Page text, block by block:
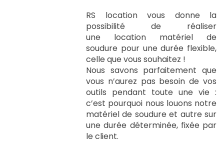
RS location vous donne la
possibilité de réaliser
une location matériel de
soudure pour une durée flexible,
celle que vous souhaitez !
Nous savons parfaitement que
vous n’aurez pas besoin de vos
outils pendant toute une vie :
c’est pourquoi nous louons notre
matériel de soudure et autre sur
une durée déterminée, fixée par
le client.